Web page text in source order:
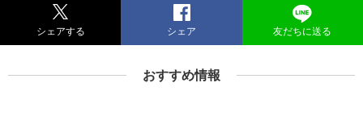
シェアする シェア 友だちに送る
おすすめ情報